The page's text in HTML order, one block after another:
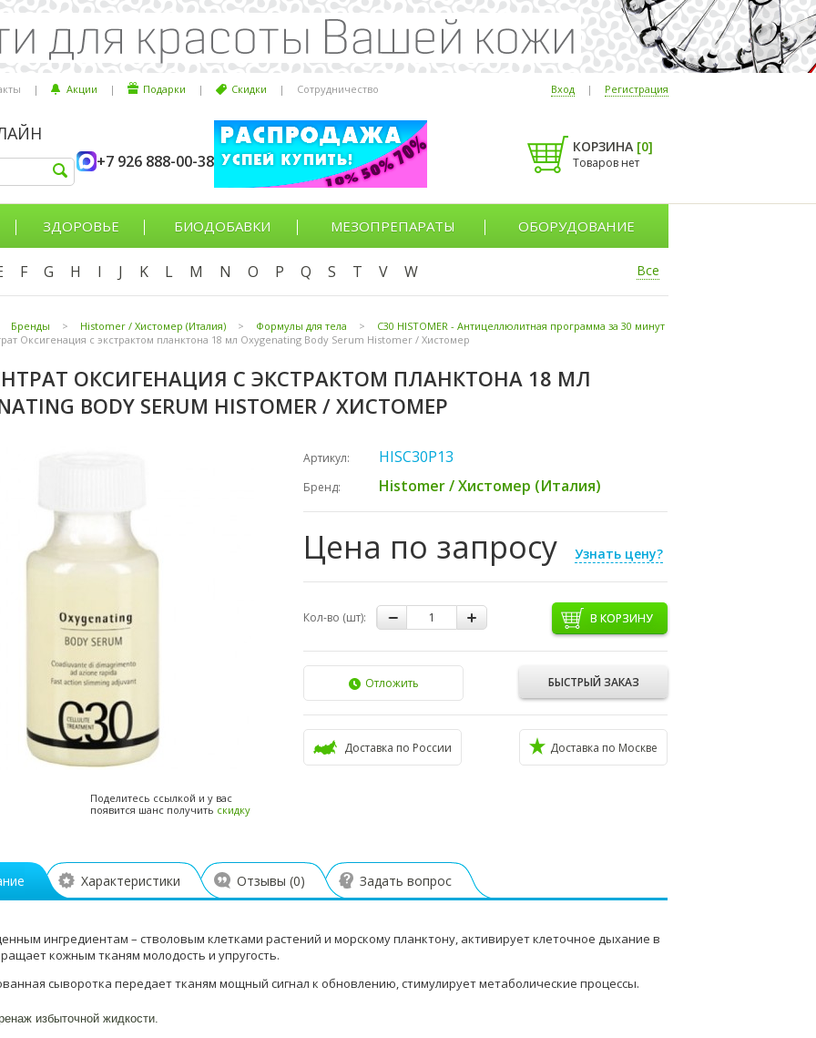
| Акции | Подарки | Скидки | Сотрудничество Вход | Регистрация
+7 926 888-00-38
КОРЗИНА [0]
Товаров нет
ЗДОРОВЬЕ БИОДОБАВКИ МЕЗОПРЕПАРАТЫ ОБОРУДОВАНИЕ
F G H I J K L M N O P Q S T V W Все
Бренды > Histomer / Хистомер (Италия) > Формулы для тела >
С30 HISTOMER - Антицеллюлитная программа за 30 минут
Оксигенация с экстрактом планктона 18 мл Oxygenating Body Serum Histomer / Хистомер
ОКСИГЕНАЦИЯ С ЭКСТРАКТОМ ПЛАНКТОНА 18 МЛ
BODY SERUM HISTOMER / ХИСТОМЕР
Поделитесь ссылкой и у вас
появится шанс получить скидку
Артикул: HISC30P13
Бренд: Histomer / Хистомер (Италия)
Цена по запросу Узнать цену?
Кол-во (шт): В КОРЗИНУ
БЫСТРЫЙ ЗАКАЗ
Отложить
Доставка по России Доставка по Москве
Характеристики Отзывы (0) Задать вопрос
ингредиентам – стволовым клетками растений и морскому планктону, активирует клеточное дыхание в
кожным тканям молодость и упругость.
сыворотка передает тканям мощный сигнал к обновлению, стимулирует метаболические процессы.
избыточной жидкости.